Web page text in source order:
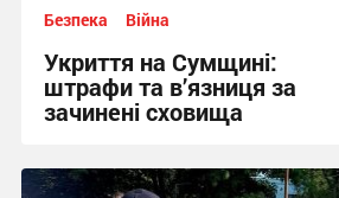
Безпека Війна
Укриття на Сумщині:
штрафи та в’язниця за
зачинені сховища